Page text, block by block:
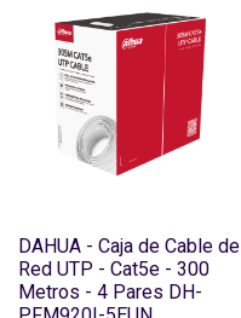
DAHUA - Caja de Cable de
Red UTP - Cat5e - 300
Metros - 4 Pares DH-